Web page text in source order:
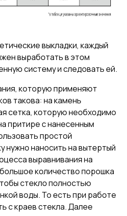
выкладки, каждый
выработать в этом
систему и следовать ей.
которую применяют
такова: на камень
сетка, которую необходимо
притире с нанесенным
простой
нужно наносить на вытертый
выравнивания на
количество порошка
стекло полностью
воды. То есть при работе
с краев стекла. Далее